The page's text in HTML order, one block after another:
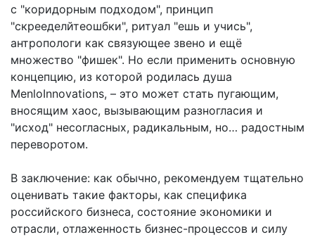
с "коридорным подходом", принцип
"скрееделйтеошбки", ритуал "ешь и учись",
антропологи как связующее звено и ещё
множество "фишек". Но если применить основную
концепцию, из которой родилась душа
MenloInnovations, – это может стать пугающим,
вносящим хаос, вызывающим разногласия и
"исход" несогласных, радикальным, но… радостным
переворотом.
В заключение: как обычно, рекомендуем тщательно
оценивать такие факторы, как специфика
российского бизнеса, состояние экономики и
отрасли, отлаженность бизнес-процессов и силу